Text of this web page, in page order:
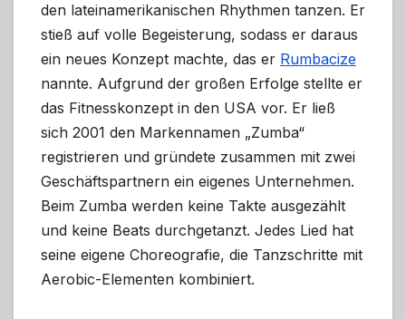
den lateinamerikanischen Rhythmen tanzen. Er
stieß auf volle Begeisterung, sodass er daraus
ein neues Konzept machte, das er Rumbacize
nannte. Aufgrund der großen Erfolge stellte er
das Fitnesskonzept in den USA vor. Er ließ
sich 2001 den Markennamen „Zumba“
registrieren und gründete zusammen mit zwei
Geschäftspartnern ein eigenes Unternehmen.
Beim Zumba werden keine Takte ausgezählt
und keine Beats durchgetanzt. Jedes Lied hat
seine eigene Choreografie, die Tanzschritte mit
Aerobic-Elementen kombiniert.